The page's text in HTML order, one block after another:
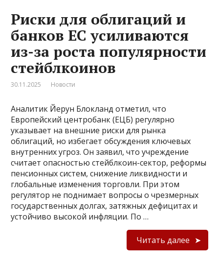
Риски для облигаций и
банков ЕС усиливаются
из-за роста популярности
стейблкоинов
30.11.2025 Новости
Аналитик Йерун Блокланд отметил, что
Европейский центробанк (ЕЦБ) регулярно
указывает на внешние риски для рынка
облигаций, но избегает обсуждения ключевых
внутренних угроз. Он заявил, что учреждение
считает опасностью стейблкоин-сектор, реформы
пенсионных систем, снижение ликвидности и
глобальные изменения торговли. При этом
регулятор не поднимает вопросы о чрезмерных
государственных долгах, затяжных дефицитах и
устойчиво высокой инфляции. По …
Читать далее